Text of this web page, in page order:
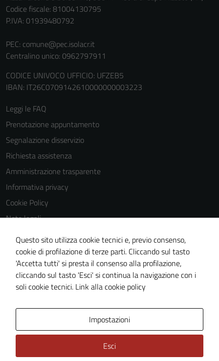
Codice fiscale: 81004130795
P.IVA: 01939480792
PEC: comune@pec.isolacr.it
Centralino unico: 0962797911
CODICE UNIVOCO UFFICIO: UFZEB5
IBAN: IT26C0709142610000000003223
Leggi le FAQ
Prenotazione appuntamento
Segnalazione disservizio
Richiesta assistenza
Amministrazione trasparente
Informativa privacy
Cookie Policy
Note legali
Obiettivi di accessibilità
Dichiarazione di accessibilità
Piano di miglioramento del sito
Whistleblowing
Media policy
Questo sito utilizza cookie tecnici e, previo consenso,
cookie di profilazione di terze parti. Cliccando sul tasto
'Accetta tutti' si presta il consenso alla profilazione,
cliccando sul tasto 'Esci' si continua la navigazione con i
soli cookie tecnici. Link alla cookie policy
Impostazioni
Esci
(si veda la
di questi
peggiore la
navigazione e
la fruizione
delle
funzionalità
Experience
our website